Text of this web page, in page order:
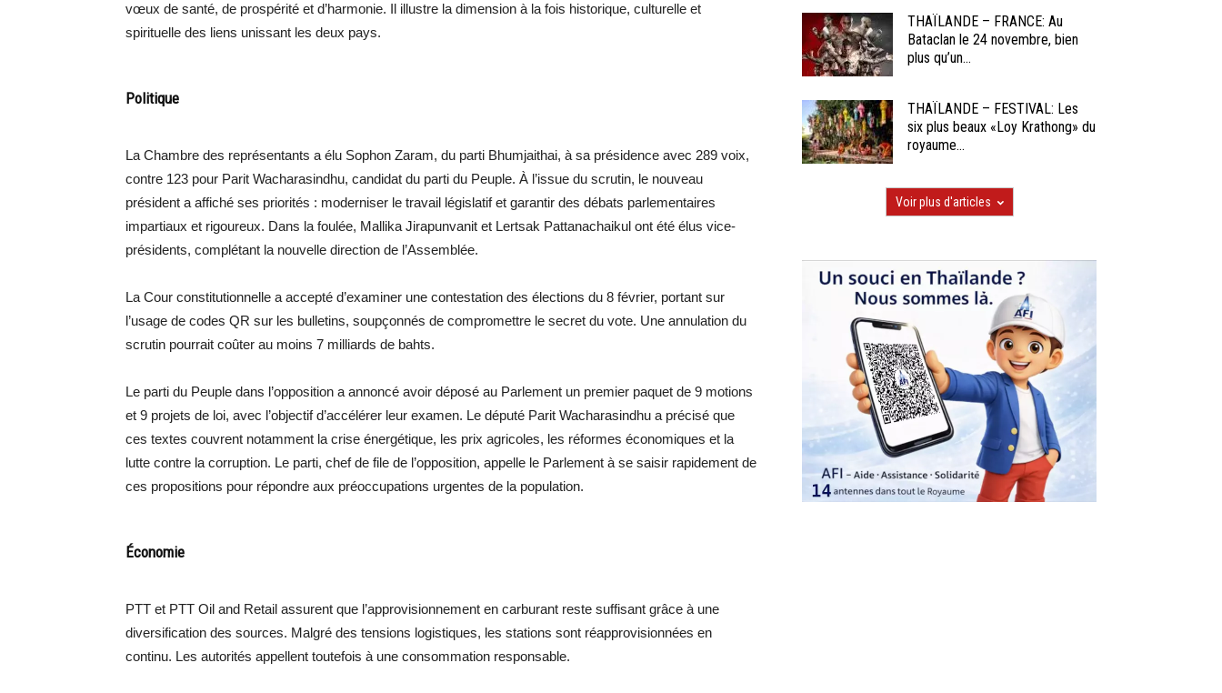
vœux de santé, de prospérité et d’harmonie. Il illustre la dimension à la fois historique, culturelle et
spirituelle des liens unissant les deux pays.
Politique
La Chambre des représentants a élu Sophon Zaram, du parti Bhumjaithai, à sa présidence avec 289 voix,
contre 123 pour Parit Wacharasindhu, candidat du parti du Peuple. À l’issue du scrutin, le nouveau
président a affiché ses priorités : moderniser le travail législatif et garantir des débats parlementaires
impartiaux et rigoureux. Dans la foulée, Mallika Jirapunvanit et Lertsak Pattanachaikul ont été élus vice-
présidents, complétant la nouvelle direction de l’Assemblée.
La Cour constitutionnelle a accepté d’examiner une contestation des élections du 8 février, portant sur
l’usage de codes QR sur les bulletins, soupçonnés de compromettre le secret du vote. Une annulation du
scrutin pourrait coûter au moins 7 milliards de bahts.
Le parti du Peuple dans l’opposition a annoncé avoir déposé au Parlement un premier paquet de 9 motions
et 9 projets de loi, avec l’objectif d’accélérer leur examen. Le député Parit Wacharasindhu a précisé que
ces textes couvrent notamment la crise énergétique, les prix agricoles, les réformes économiques et la
lutte contre la corruption. Le parti, chef de file de l’opposition, appelle le Parlement à se saisir rapidement de
ces propositions pour répondre aux préoccupations urgentes de la population.
Économie
PTT et PTT Oil and Retail assurent que l’approvisionnement en carburant reste suffisant grâce à une
diversification des sources. Malgré des tensions logistiques, les stations sont réapprovisionnées en
continu. Les autorités appellent toutefois à une consommation responsable.
THAÏLANDE – FRANCE: Au
Bataclan le 24 novembre, bien
plus qu’un...
THAÏLANDE – FESTIVAL: Les
six plus beaux «Loy Krathong» du
royaume...
Voir plus d'articles